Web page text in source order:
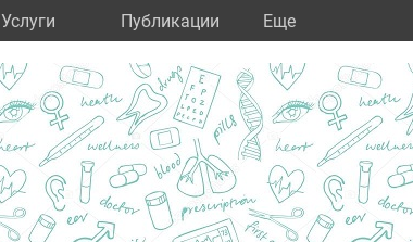
Услуги Публикации Eще